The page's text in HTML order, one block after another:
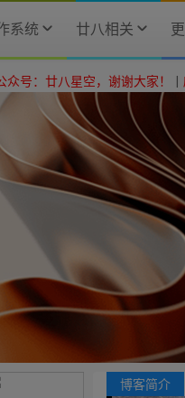
系统 廿八相关
，谢谢大家！| 麻烦各位关
博客简介